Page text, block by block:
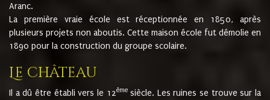
Aranc.
La première vraie école est réceptionnée en 1850, après
plusieurs projets non aboutis. Cette maison école fut démolie en
1890 pour la construction du groupe scolaire.
Le château
Il a dû être établi vers le 12èmesiècle. Les ruines se trouve sur la